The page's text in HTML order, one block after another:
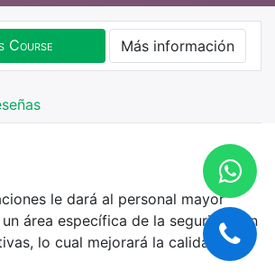
Course Más información
le dará al personal mayor
área específica de la seguridad en
lo cual mejorará la calidad del